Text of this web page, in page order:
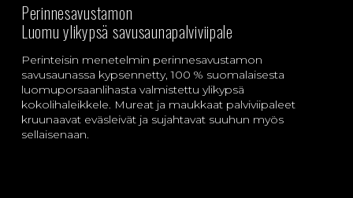
Perinnesavustamon
Luomu ylikypsä savusaunapalviviipale
Perinteisin menetelmin perinnesavustamon
savusaunassa kypsennetty, 100 % suomalaisesta
luomuporsaanlihasta valmistettu ylikypsä
kokolihaleikkele. Mureat ja maukkaat palviviipaleet
kruunaavat eväsleivät ja sujahtavat suuhun myös
sellaisenaan.